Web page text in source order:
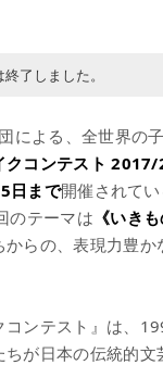
了しました。
による、全世界の
クコンテスト
日まで開催されてい
のテーマは 《いきも
らの、表現力豊か
コンテスト』は、
が日本の伝統的